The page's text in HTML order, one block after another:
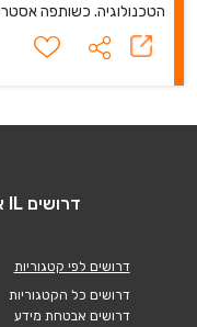
הטכנולוגיה. כשותפה
דרושים IL אתר הדרושים של ישראל
דרושים לפי קטגוריות
דרושים כל הקטגוריות
דרושים אבטחת מידע